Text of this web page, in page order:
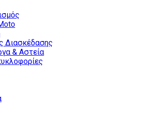
Διασκέδασης
& Αστεία